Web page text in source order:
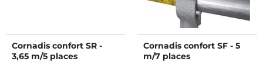
Cornadis confort SR -
3,65 m/5 places
Cornadis confort SF - 5
m/7 places